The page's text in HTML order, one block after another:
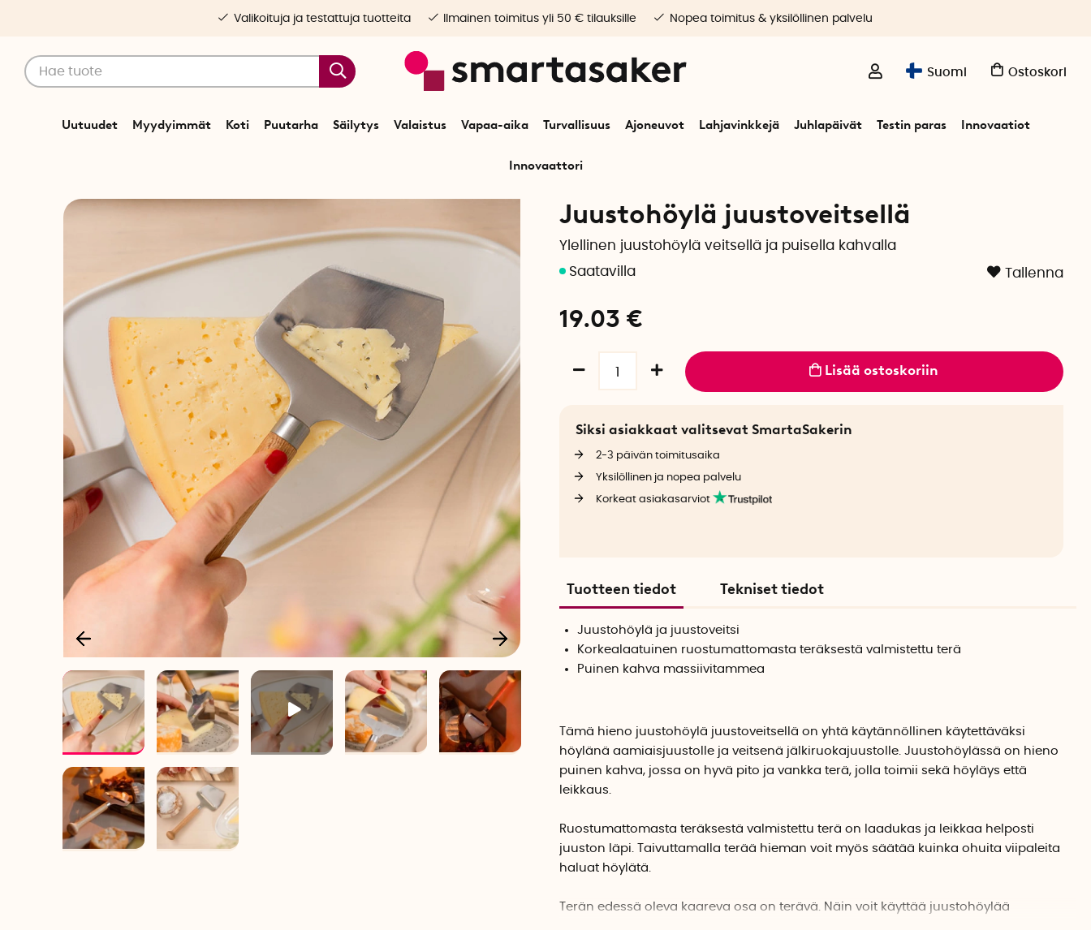
Suomi Ostoskori
Uutuudet Myydyimmät Koti Puutarha Säilytys Valaistus Vapaa-aika Turvallisuus Ajoneuvot Lahjavinkkejä Juhlapäivät Testin paras Innovaatiot
Innovaattori
Valikoituja ja testattuja tuotteita Ilmainen toimitus yli 50 € tilauksille Nopea toimitus & yksilöllinen palvelu
Keittiötarvikkeet Juustohöylä juustoveitsellä
Juustohöylä juustoveitsellä
Ylellinen juustohöylä veitsellä ja puisella kahvalla
Tallenna
19.03 €
Lisää ostoskoriin
Siksi asiakkaat valitsevat SmartaSakerin
2-3 päivän toimitusaika
Yksilöllinen ja nopea palvelu
Korkeat asiakasarviot
Tuotteen tiedot Tekniset tiedot
Juustohöylä ja juustoveitsi
Korkealaatuinen ruostumattomasta teräksestä valmistettu terä
Puinen kahva massiivitammea
Tämä hieno juustohöylä juustoveitsellä on yhtä käytännöllinen käytettäväksi
höylänä aamiaisjuustolle ja veitsenä jälkiruokajuustolle. Juustohöylässä on hieno
puinen kahva, jossa on hyvä pito ja vankka terä, jolla toimii sekä höyläys että
leikkaus.
Ruostumattomasta teräksestä valmistettu terä on laadukas ja leikkaa helposti
juuston läpi. Taivuttamalla terää hieman voit myös säätää kuinka ohuita viipaleita
haluat höylätä.
Terän edessä oleva kaareva osa on terävä. Näin voit käyttää juustohöylää